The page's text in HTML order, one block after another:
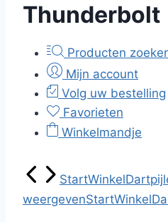
Thunderbolt
Producten
Mijn account
Volg uw bestelling
Favorieten
Winkelmandje
StartWinkel
weergevenStartWinkel